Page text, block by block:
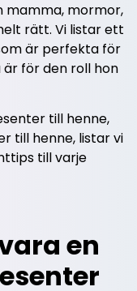
mamma, mormor,
rätt. Vi listar ett
är perfekta för
för den roll hon
till henne,
till henne, listar vi
till varje
en